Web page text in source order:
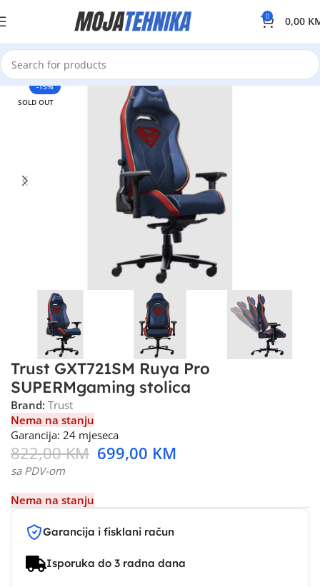
0 0,00
-15%
SOLD OUT
Trust GXT721SM Ruya Pro
SUPERMgaming stolica
Brand: Trust
Nema na stanju
Garancija: 24 mjeseca
822,00KM 699,00 KM
sa PDV-om
Nema na stanju
Garancija i fisklani račun
Isporuka do 3 radna dana